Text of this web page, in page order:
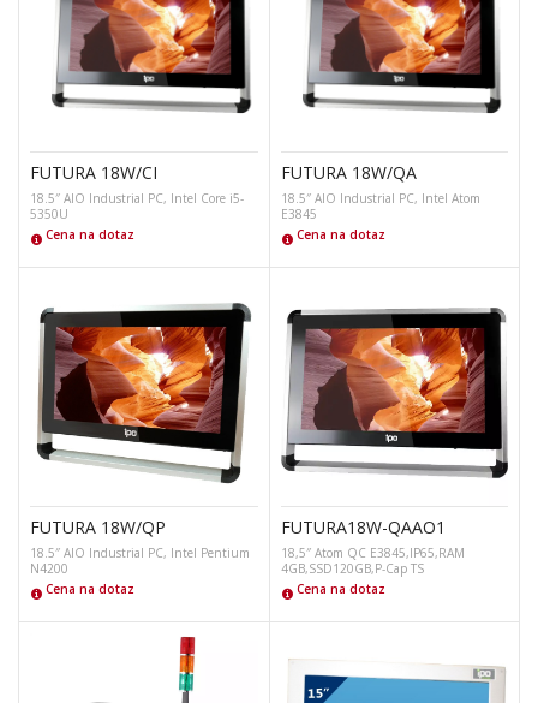
FUTURA 18W/CI
18.5″ AIO Industrial PC, Intel Core i5-
5350U
Cena na dotaz
FUTURA 18W/QA
18.5″ AIO Industrial PC, Intel Atom
E3845
Cena na dotaz
FUTURA 18W/QP
18.5″ AIO Industrial PC, Intel Pentium
N4200
Cena na dotaz
FUTURA18W-QAAO1
18,5″ Atom QC E3845,IP65,RAM
4GB,SSD120GB,P-Cap TS
Cena na dotaz